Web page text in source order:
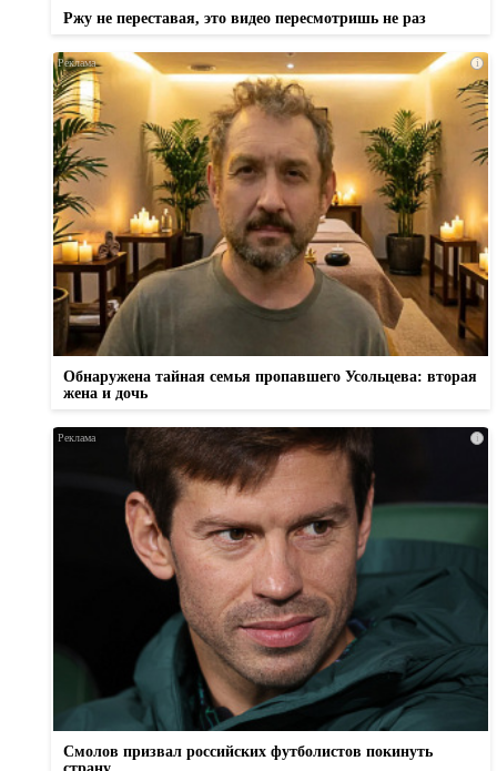
Ржу не переставая, это видео пересмотришь не раз
i
Обнаружена тайная семья пропавшего Усольцева: вторая
жена и дочь
i
Смолов призвал российских футболистов покинуть